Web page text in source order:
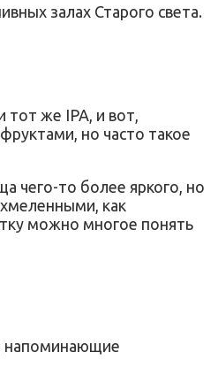
залах Старого света.
же IPA, и вот,
но часто такое
чего-то более яркого, но
как
можно многое понять
напоминающие